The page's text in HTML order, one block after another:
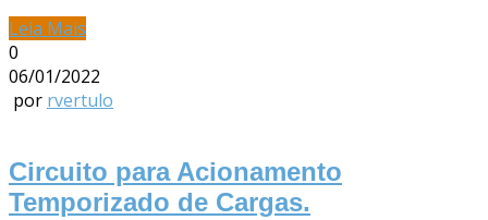
Leia Mais
0
06/01/2022
por rvertulo
Circuito para Acionamento
Temporizado de Cargas.